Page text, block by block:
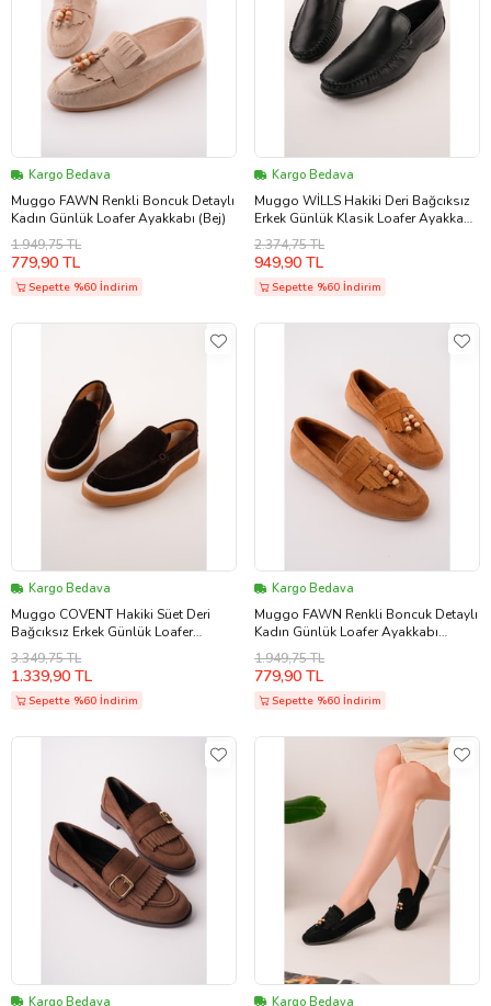
Kargo Bedava
Muggo FAWN Renkli Boncuk Detaylı
Kadın Günlük Loafer Ayakkabı (Bej)
1.949,75 TL
779,90 TL
Sepette %60 İndirim
Kargo Bedava
Muggo WİLLS Hakiki Deri Bağcıksız
Erkek Günlük Klasik Loafer Ayakkabı
(Siyah)
2.374,75 TL
949,90 TL
Sepette %60 İndirim
Kargo Bedava
Muggo COVENT Hakiki Süet Deri
Bağcıksız Erkek Günlük Loafer
Ayakkabı (Kahverengi)
3.349,75 TL
1.339,90 TL
Sepette %60 İndirim
Kargo Bedava
Muggo FAWN Renkli Boncuk Detaylı
Kadın Günlük Loafer Ayakkabı
(Taba)
1.949,75 TL
779,90 TL
Sepette %60 İndirim
Kargo Bedava Kargo Bedava